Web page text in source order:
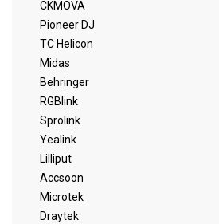
CKMOVA
Pioneer DJ
TC Helicon
Midas
Behringer
RGBlink
Sprolink
Yealink
Lilliput
Accsoon
Microtek
Draytek